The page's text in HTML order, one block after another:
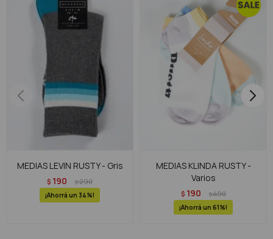
MEDIAS LEVIN RUSTY - Gris
$ 190 $290
34
MEDIAS KLINDA RUSTY -
Varios
$ 190 $490
61